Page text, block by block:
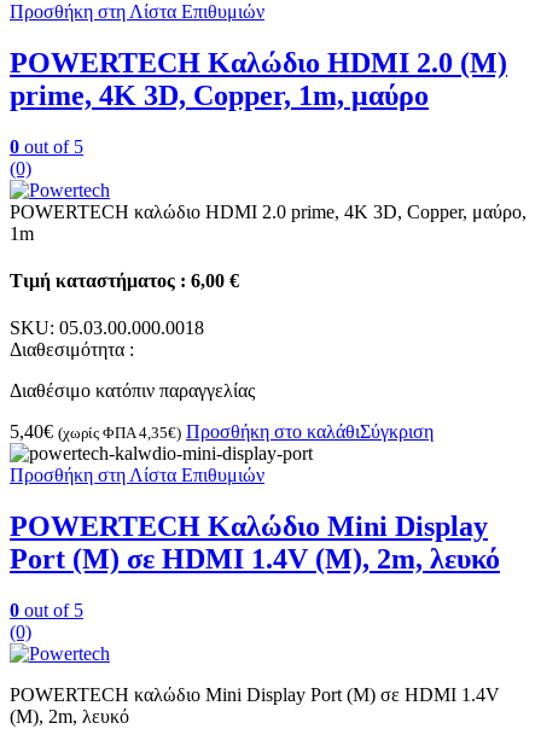
Προσθήκη στη Λίστα Επιθυμιών
POWERTECH Καλώδιο HDMI 2.0 (Μ)
prime, 4K 3D, Copper, 1m, μαύρο
0 out of 5
(0)
POWERTECH καλώδιο HDMI 2.0 prime, 4K 3D, Copper, μαύρο,
1m
Τιμή καταστήματος : 6,00 €
SKU: 05.03.00.000.0018
Διαθεσιμότητα :
Διαθέσιμο κατόπιν παραγγελίας
5,40€ (χωρίς ΦΠΑ4,35€) Προσθήκη στο καλάθιΣύγκριση
Προσθήκη στη Λίστα Επιθυμιών
POWERTECH Καλώδιο Mini Display
Port (M) σε HDMI 1.4V (M), 2m, λευκό
0 out of 5
(0)
POWERTECH καλώδιο Mini Display Port (M) σε HDMI 1.4V
(M), 2m, λευκό